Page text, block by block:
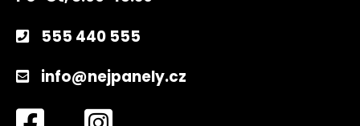
555 440 555
info@nejpanely.cz